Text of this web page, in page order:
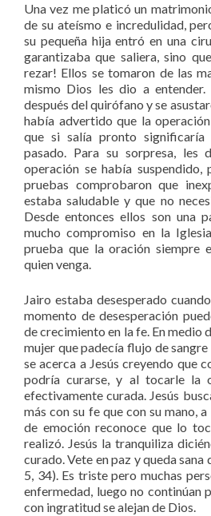
Una vez me platicó un
de su ateísmo e incredulidad,
su pequeña hija entró en una
garantizaba que saliera, sino
rezar! Ellos se tomaron de las
mismo Dios les dio a
después del quirófano y se
había advertido que la
que si salía pronto
pasado. Para su sorpresa,
operación se había suspendido,
pruebas comprobaron que
estaba saludable y que no
Desde entonces ellos son una
mucho compromiso en la
prueba que la oración siempre
quien venga.
Jairo estaba desesperado
momento de desesperación
de crecimiento en la fe. En medio
mujer que padecía flujo de
se acerca a Jesús creyendo que
podría curarse, y al tocarle la
efectivamente curada. Jesús
más con su fe que con su mano,
de emoción reconoce que lo
realizó. Jesús la tranquiliza
curado. Vete en paz y queda
5, 34). Es triste pero muchas
enfermedad, luego no continúan
con ingratitud se alejan de Dios.